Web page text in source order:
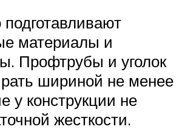
подготавливают
материалы и
Профтрубы и уголок
шириной не менее
у конструкции не
жесткости.